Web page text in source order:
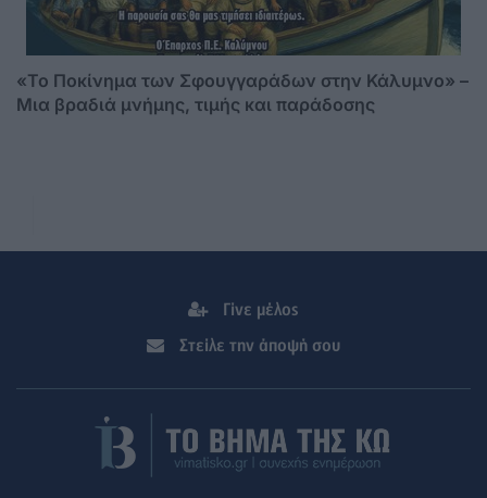
«Το Ποκίνημα των Σφουγγαράδων στην Κάλυμνο» –
Μια βραδιά μνήμης, τιμής και παράδοσης
Γίνε μέλος
Στείλε την άποψή σου